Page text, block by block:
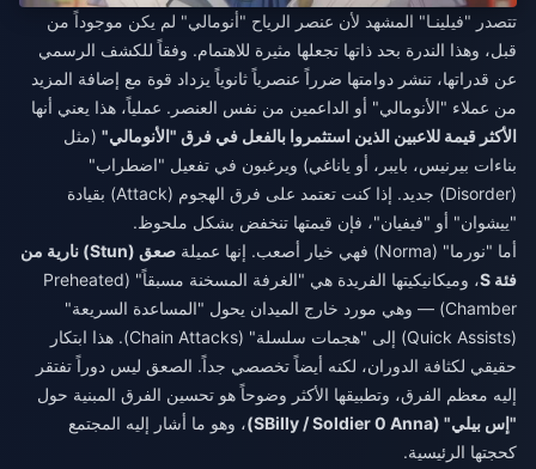
تتصدر "فيلينـا" المشهد لأن عنصر الرياح "أنومالي" لم يكن موجوداً من
قبل، وهذا الندرة بحد ذاتها تجعلها مثيرة للاهتمام. وفقاً للكشف الرسمي
عن قدراتها، تنشر دوامتها ضرراً عنصرياً ثانوياً يزداد قوة مع إضافة المزيد
من عملاء "الأنومالي" أو الداعمين من نفس العنصر. عملياً، هذا يعني أنها
الأكثر قيمة للاعبين الذين استثمروا بالفعل في فرق "الأنومالي" (مثل
بناءات بيرنيس، بايبر، أو ياناغي) ويرغبون في تفعيل "اضطراب"
(Disorder) جديد. إذا كنت تعتمد على فرق الهجوم (Attack) بقيادة
"ييشوان" أو "فيفيان"، فإن قيمتها تنخفض بشكل ملحوظ.
أما "نورما" (Norma) فهي خيار أصعب. إنها عميلة
صعق (Stun) نارية من
فئة S
، وميكانيكيتها الفريدة هي "الغرفة المسخنة مسبقاً" (Preheated
Chamber) — وهي مورد خارج الميدان يحول "المساعدة السريعة"
(Quick Assists) إلى "هجمات سلسلة" (Chain Attacks). هذا ابتكار
حقيقي لكثافة الدوران، لكنه أيضاً تخصصي جداً. الصعق ليس دوراً تفتقر
إليه معظم الفرق، وتطبيقها الأكثر وضوحاً هو تحسين الفرق المبنية حول
"إس بيلي" (SBilly / Soldier 0 Anna)
، وهو ما أشار إليه المجتمع
كحجتها الرئيسية.